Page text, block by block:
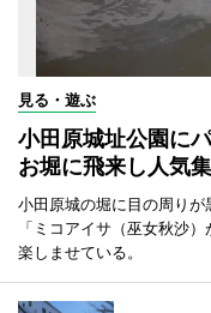
見る・遊ぶ
小田原城址公園に
お堀に飛来し人気
小田原城の堀に目の周り
「ミコアイサ（巫女秋沙
楽しませている。